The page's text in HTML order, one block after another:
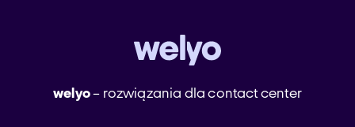
welyo– rozwiązania dla contact center